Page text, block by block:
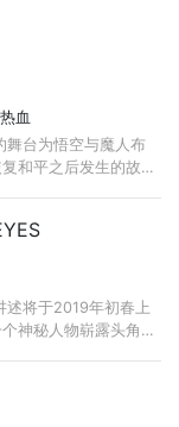
第1080集
第1077集
第1074集
第1071集
第1065集
热血
舞台为悟空与魔人布
和平之后发生的故
述将于2019年初春上
神秘人物崭露头角。